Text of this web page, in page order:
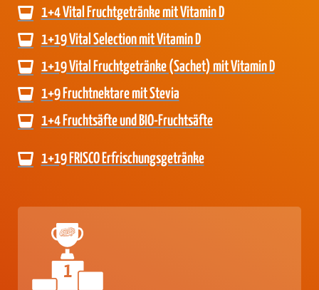
1+4 Vital Fruchtgetränke mit Vitamin D
1+19 Vital Selection mit Vitamin D
1+19 Vital Fruchtgetränke (Sachet) mit Vitamin D
1+9 Fruchtnektare mit Stevia
1+4 Fruchtsäfte und BIO-Fruchtsäfte
1+19 FRISCO Erfrischungsgetränke